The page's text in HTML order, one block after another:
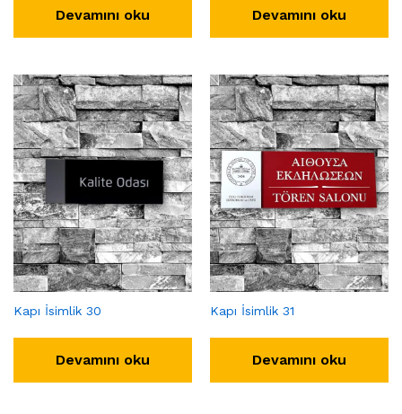
Devamını oku Devamını oku
Kapı İsimlik 30
Devamını oku
Kapı İsimlik 31
Devamını oku